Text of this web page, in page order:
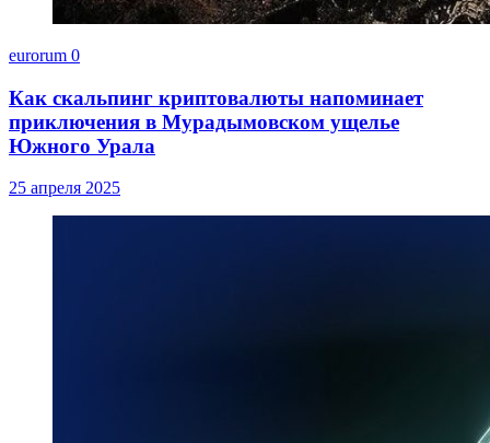
eurorum 0
Как скальпинг криптовалюты напоминает
приключения в Мурадымовском ущелье
Южного Урала
25 апреля 2025